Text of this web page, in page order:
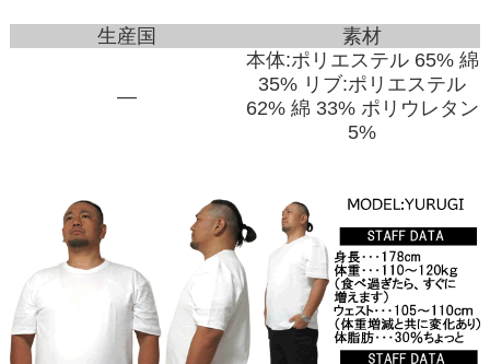
生産国 素材
―
本体:ポリエステル 65% 綿
35% リブ:ポリエステル
62% 綿 33% ポリウレタン
5%